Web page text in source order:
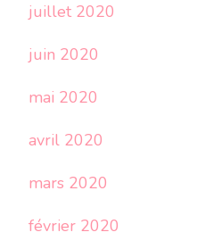
juillet 2020
juin 2020
mai 2020
avril 2020
mars 2020
février 2020